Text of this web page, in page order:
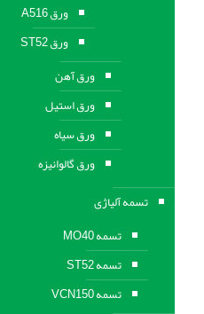
ورق A516
ورق ST52
ورق آهن
ورق استیل
ورق سیاه
ورق گالوانیزه
تسمه آلیاژی
تسمه MO40
تسمه ST52
تسمه VCN150